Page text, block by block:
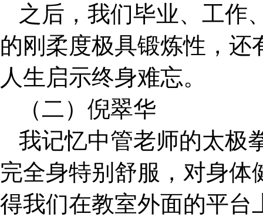
之后，我们毕业、工作
的刚柔度极具锻炼性，
人生启示终身难忘。
（二）倪翠华
我记忆中管老师的太极
完全身特别舒服，对身
得我们在教室外面的平台